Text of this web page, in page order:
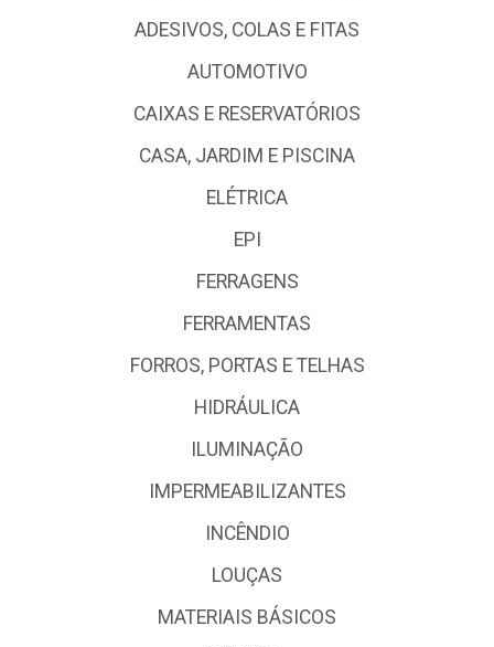
ADESIVOS, COLAS E FITAS
AUTOMOTIVO
CAIXAS E RESERVATÓRIOS
CASA, JARDIM E PISCINA
ELÉTRICA
EPI
FERRAGENS
FERRAMENTAS
FORROS, PORTAS E TELHAS
HIDRÁULICA
ILUMINAÇÃO
IMPERMEABILIZANTES
INCÊNDIO
LOUÇAS
MATERIAIS BÁSICOS